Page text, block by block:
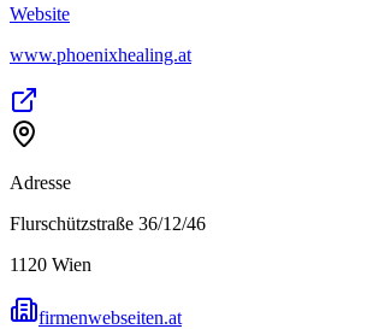
Website
www.phoenixhealing.at
Adresse
Flurschützstraße 36/12/46
1120 Wien
firmenwebseiten.at